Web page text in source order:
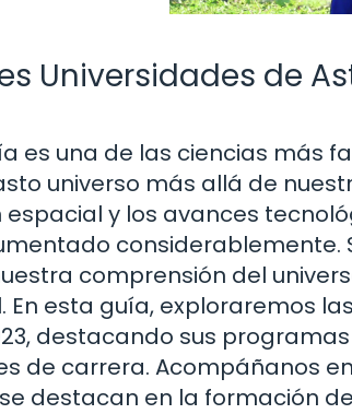
Universidades de
es una de las ciencias más
universo más allá de
espacial y los avances
considerablemente.
comprensión del
En esta guía, exploraremos
destacando sus
de carrera. Acompáñanos
destacan en la formación